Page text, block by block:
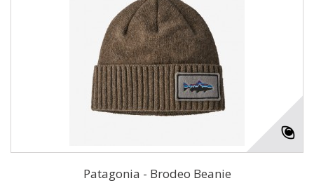
Patagonia - Brodeo Beanie